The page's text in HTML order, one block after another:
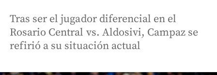
Tras ser el jugador diferencial en el
Rosario Central vs. Aldosivi, Campaz se
refirió a su situación actual